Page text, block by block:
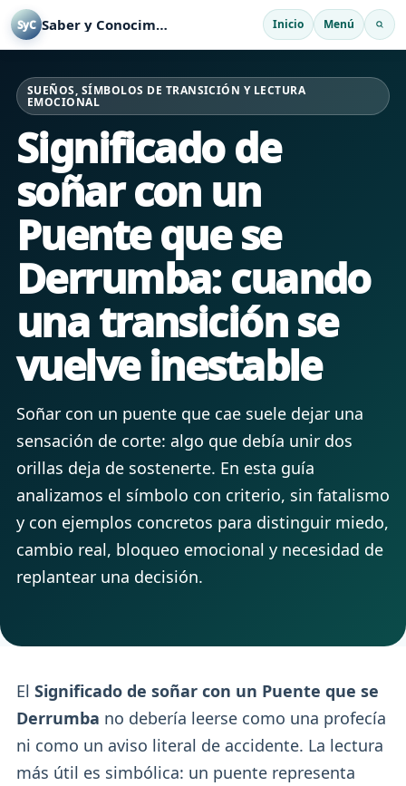
SyC Saber y Conocimiento Inicio Menú
SUEÑOS, SÍMBOLOS DE TRANSICIÓN Y LECTURA
EMOCIONAL
Significado de
soñar con un
Puente que se
Derrumba: cuando
una transición se
vuelve inestable
Soñar con un puente que cae suele dejar una
sensación de corte: algo que debía unir dos
orillas deja de sostenerte. En esta guía
analizamos el símbolo con criterio, sin fatalismo
y con ejemplos concretos para distinguir miedo,
cambio real, bloqueo emocional y necesidad de
replantear una decisión.
El Significado de soñar con un Puente que se
Derrumba no debería leerse como una profecía
ni como un aviso literal de accidente. La lectura
más útil es simbólica: un puente representa